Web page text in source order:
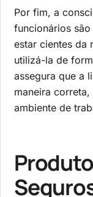
Por fim, a
funcionários
estar cientes da
utilizá-la de
assegura que a
maneira
ambiente de